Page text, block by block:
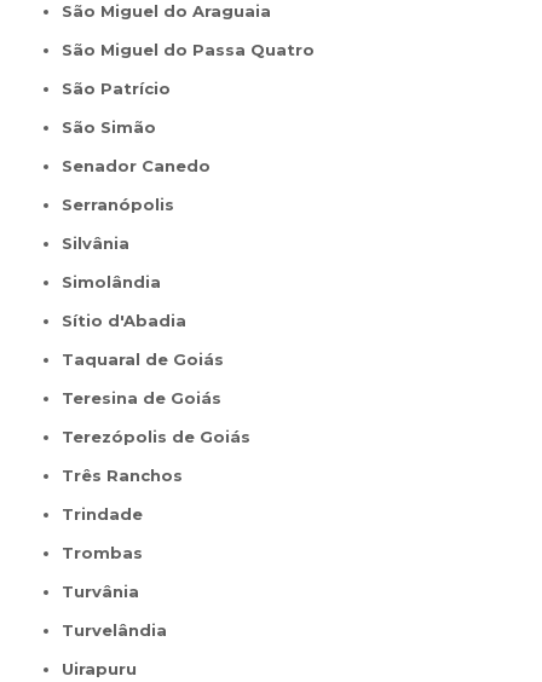
São Miguel do Araguaia
São Miguel do Passa Quatro
São Patrício
São Simão
Senador Canedo
Serranópolis
Silvânia
Simolândia
Sítio d'Abadia
Taquaral de Goiás
Teresina de Goiás
Terezópolis de Goiás
Três Ranchos
Trindade
Trombas
Turvânia
Turvelândia
Uirapuru